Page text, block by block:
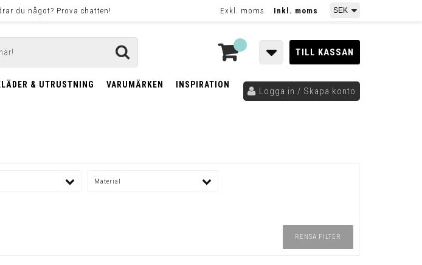
du något? Prova chatten! Exkl. moms Inkl. moms
TILL KASSAN
& UTRUSTNING VARUMÄRKEN INSPIRATION
Logga in / Skapa konto
Material
RENSA FILTER